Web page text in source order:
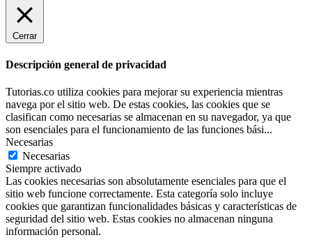
Cerrar
Descripción general de privacidad
Tutorias.co utiliza cookies para mejorar su experiencia mientras
navega por el sitio web. De estas cookies, las cookies que se
clasifican como necesarias se almacenan en su navegador, ya que
son esenciales para el funcionamiento de las funciones bási...
Necesarias
Necesarias
Siempre activado
Las cookies necesarias son absolutamente esenciales para que el
sitio web funcione correctamente. Esta categoría solo incluye
cookies que garantizan funcionalidades básicas y características de
seguridad del sitio web. Estas cookies no almacenan ninguna
información personal.